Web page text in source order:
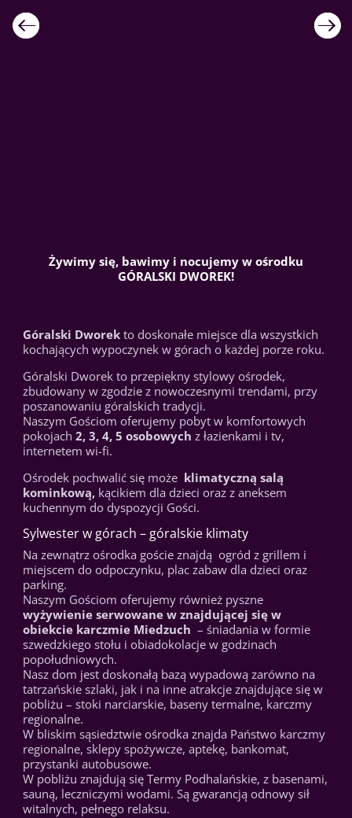
Żywimy się, bawimy i nocujemy w ośrodku
GÓRALSKI DWOREK!
Góralski Dworek to doskonałe miejsce dla wszystkich
kochających wypoczynek w górach o każdej porze roku.
Góralski Dworek to przepiękny stylowy ośrodek,
zbudowany w zgodzie z nowoczesnymi trendami, przy
poszanowaniu góralskich tradycji.
Naszym Gościom oferujemy pobyt w komfortowych
pokojach2, 3, 4, 5 osobowych z łazienkami i tv,
internetem wi-fi.
Ośrodek pochwalić się może klimatyczną salą
kominkową, kącikiem dla dzieci oraz z aneksem
kuchennym do dyspozycji Gości.
Sylwester w górach – góralskie klimaty
Na zewnątrz ośrodka goście znajdą ogród z grillem i
miejscem do odpoczynku, plac zabaw dla dzieci oraz
parking.
Naszym Gościom oferujemy również pyszne
wyżywienie serwowane w znajdującej się w
obiekcie karczmie Miedzuch – śniadania w formie
szwedzkiego stołu i obiadokolacje w godzinach
popołudniowych.
Nasz dom jest doskonałą bazą wypadową zarówno na
tatrzańskie szlaki, jak i na inne atrakcje znajdujące się w
pobliżu – stoki narciarskie, baseny termalne, karczmy
regionalne.
W bliskim sąsiedztwie ośrodka znajda Państwo karczmy
regionalne, sklepy spożywcze, aptekę, bankomat,
przystanki autobusowe.
W pobliżu znajdują się Termy Podhalańskie, z basenami,
sauną, leczniczymi wodami. Są gwarancją odnowy sił
witalnych, pełnego relaksu.